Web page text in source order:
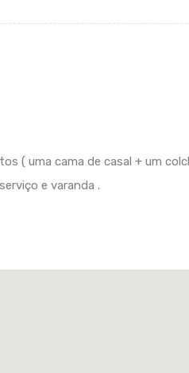
( uma cama de casal + um
e varanda .